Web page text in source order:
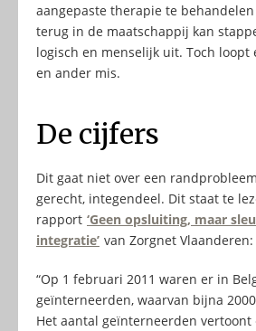
aangepaste therapie te
terug in de maatschappij kan
logisch en menselijk uit. Toch loopt
en ander mis.
De cijfers
Dit gaat niet over een
gerecht, integendeel. Dit staat te
rapport ‘Geen opsluiting, maar
integratie’ van Zorgnet Vlaanderen:
“Op 1 februari 2011 waren er in
geïnterneerden, waarvan bijna
Het aantal geïnterneerden vertoont